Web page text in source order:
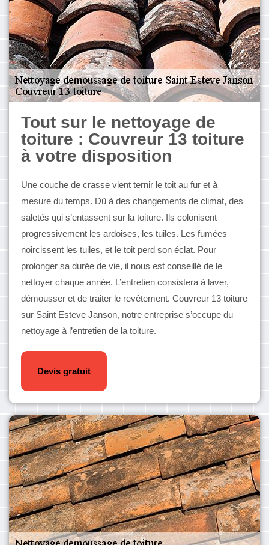
Tout sur le nettoyage de
toiture : Couvreur 13 toiture
à votre disposition
Une couche de crasse vient ternir le toit au fur et à
mesure du temps. Dû à des changements de climat, des
saletés qui s’entassent sur la toiture. Ils colonisent
progressivement les ardoises, les tuiles. Les fumées
noircissent les tuiles, et le toit perd son éclat. Pour
prolonger sa durée de vie, il nous est conseillé de le
nettoyer chaque année. L’entretien consistera à laver,
démousser et de traiter le revêtement. Couvreur 13 toiture
sur Saint Esteve Janson, notre entreprise s’occupe du
nettoyage à l’entretien de la toiture.
Devis gratuit